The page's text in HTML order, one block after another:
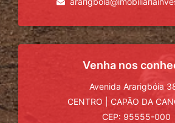
Venha nos
Avenida Ararigbóia
CENTRO
CAPÃO DA
CEP: 95555-000